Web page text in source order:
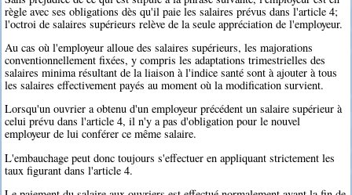
règle avec ses obligations dès qu'il paie les salaires prévus dans l'article 4;
l'octroi de salaires supérieurs relève de la seule appréciation de l'employeur.
Au cas où l'employeur alloue des salaires supérieurs, les majorations
conventionnellement fixées, y compris les adaptations trimestrielles des
salaires minima résultant de la liaison à l'indice santé sont à ajouter à tous
les salaires effectivement payés au moment où la modification survient.
Lorsqu'un ouvrier a obtenu d'un employeur précédent un salaire supérieur à
celui prévu dans l'article 4, il n'y a pas d'obligation pour le nouvel
employeur de lui conférer ce même salaire.
L'embauchage peut donc toujours s'effectuer en appliquant strictement les
taux figurant dans l'article 4.